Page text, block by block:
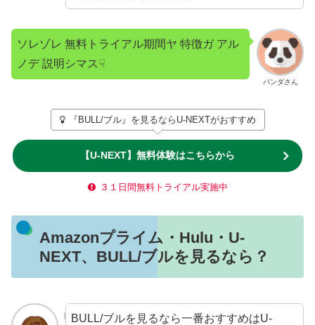
パンダさん
ソレゾレ 無料トライアル期間ヤ 特徴ガ アル
ノデ 説明シマス☟
『BULL/ブル』を見るならU-NEXTがおすすめ
【U-NEXT】無料体験はこちらから
３１日間無料トライアル実施中
Amazonプライム・Hulu・U-
NEXT、BULL/ブルを見るなら？
BULL/ブルを見るなら一番おすすめはU-